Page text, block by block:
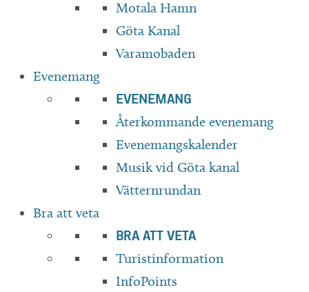
Motala Hamn
Göta Kanal
Varamobaden
Evenemang
EVENEMANG
Återkommande evenemang
Evenemangskalender
Musik vid Göta kanal
Vätternrundan
Bra att veta
BRA ATT VETA
Turistinformation
InfoPoints